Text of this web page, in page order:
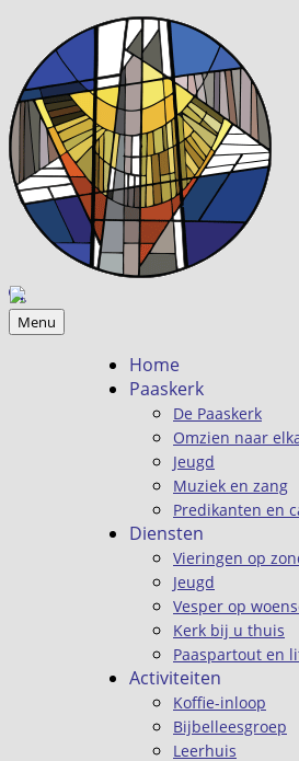
Menu
Home
Paaskerk
De Paaskerk
Omzien naar
Jeugd
Muziek en zang
Predikanten en
Diensten
Vieringen op
Jeugd
Vesper op
Kerk bij u thuis
Paaspartout en
Activiteiten
Koffie-inloop
Bijbelleesgroep
Leerhuis